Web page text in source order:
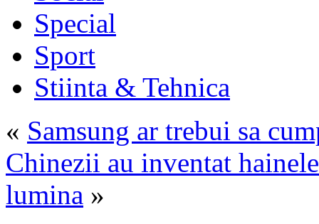
Special
Sport
Stiinta & Tehnica
« Samsung ar trebui sa
Chinezii au inventat
lumina »